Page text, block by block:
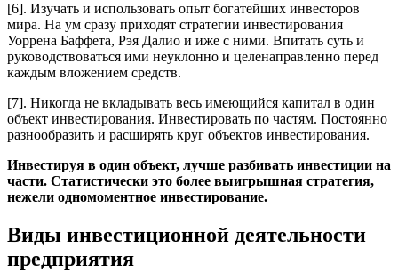
[6]. Изучать и использовать опыт богатейших инвесторов
мира. На ум сразу приходят стратегии инвестирования
Уоррена Баффета, Рэя Далио и иже с ними. Впитать суть и
руководствоваться ими неуклонно и целенаправленно перед
каждым вложением средств.
[7]. Никогда не вкладывать весь имеющийся капитал в один
объект инвестирования. Инвестировать по частям. Постоянно
разнообразить и расширять круг объектов инвестирования.
Инвестируя в один объект, лучше разбивать инвестиции на
части. Статистически это более выигрышная стратегия,
нежели одномоментное инвестирование.
Виды инвестиционной деятельности
предприятия